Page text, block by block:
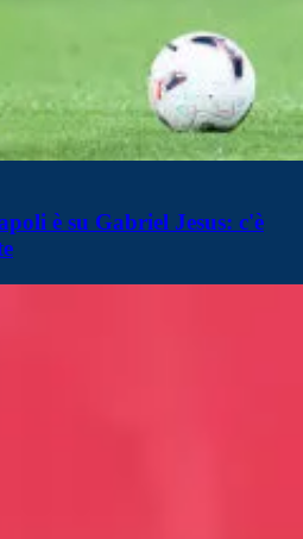
è su Gabriel Jesus: c'è